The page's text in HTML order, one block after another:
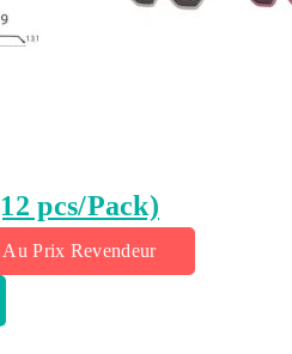
pcs/Pack)
Au Prix Revendeur